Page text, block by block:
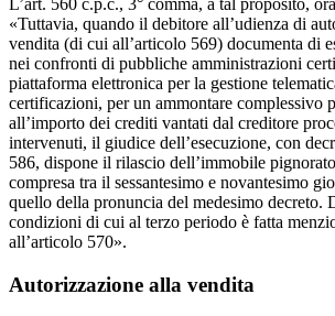
L’art. 560 c.p.c., 3° comma, a tal proposito,
«Tuttavia, quando il debitore all’udienza di
vendita (di cui all’articolo 569) documenta di
nei confronti di pubbliche amministrazioni
piattaforma elettronica per la gestione
certificazioni, per un ammontare complessivo
all’importo dei crediti vantati dal creditore
intervenuti, il giudice dell’esecuzione, con
586, dispone il rilascio dell’immobile
compresa tra il sessantesimo e novantesimo
quello della pronuncia del medesimo decreto.
condizioni di cui al terzo periodo è fatta
all’articolo 570».
Autorizzazione alla vendita